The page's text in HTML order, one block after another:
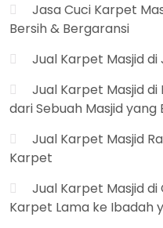
Jasa Cuci Karpet
Bersih & Bergaransi
Jual Karpet Masjid
Jual Karpet Masjid
dari Sebuah Masjid yang
Jual Karpet Masjid
Karpet
Jual Karpet Masjid
Karpet Lama ke Ibadah